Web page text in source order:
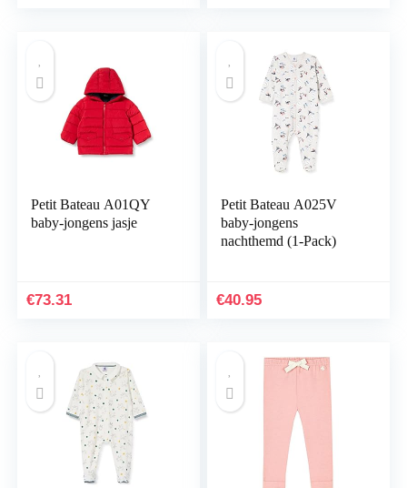
Petit Bateau A01QY
baby-jongens jasje
€73.31
Petit Bateau A025V
baby-jongens
nachthemd (1-Pack)
€40.95